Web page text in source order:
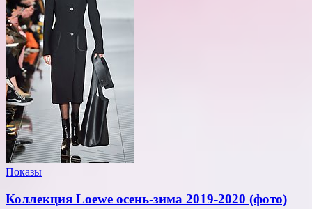
Показы
Коллекция Loewe осень-зима 2019-2020 (фото)